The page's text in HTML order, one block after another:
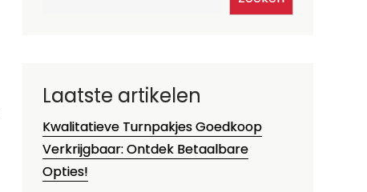
Laatste artikelen
Kwalitatieve Turnpakjes Goedkoop
Verkrijgbaar: Ontdek Betaalbare
Opties!